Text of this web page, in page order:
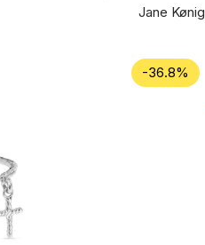
Jane Kønig
-36.8%